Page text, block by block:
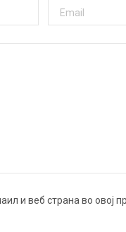
и веб страна во овој